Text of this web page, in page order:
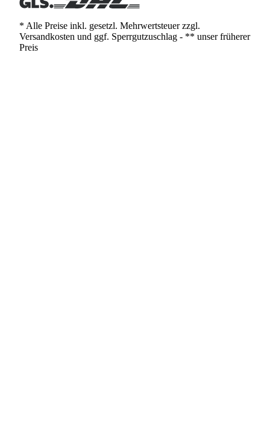
* Alle Preise inkl. gesetzl. Mehrwertsteuer zzgl.
Versandkosten und ggf. Sperrgutzuschlag - ** unser früherer
Preis